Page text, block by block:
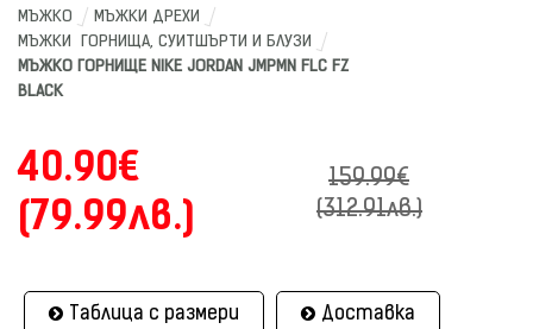
МЪЖКО
МЪЖКИ ДРЕХИ
МЪЖКИ  ГОРНИЩА, СУИТШЪРТИ И БЛУЗИ
МЪЖКО ГОРНИЩЕ NIKE JORDAN JMPMN FLC FZ
BLACK
40.90€
(79.99лв.)
159.99€
(312.91лв.)
Таблица с размери Доставка